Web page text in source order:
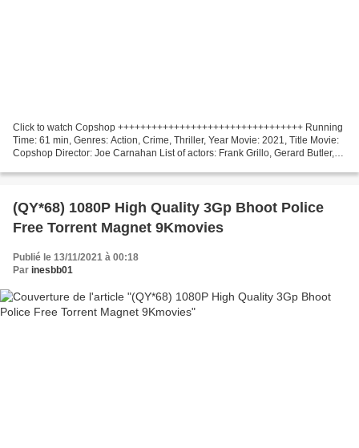
Click to watch Copshop +++++++++++++++++++++++++++++++++ Running
Time: 61 min, Genres: Action, Crime, Thriller, Year Movie: 2021, Title Movie:
Copshop Director: Joe Carnahan List of actors: Frank Grillo, Gerard Butler,
(QY*68) 1080P High Quality 3Gp Bhoot Police
Free Torrent Magnet 9Kmovies
Publié le 13/11/2021 à 00:18
Par inesbb01